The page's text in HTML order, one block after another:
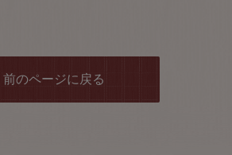
前のページに戻る